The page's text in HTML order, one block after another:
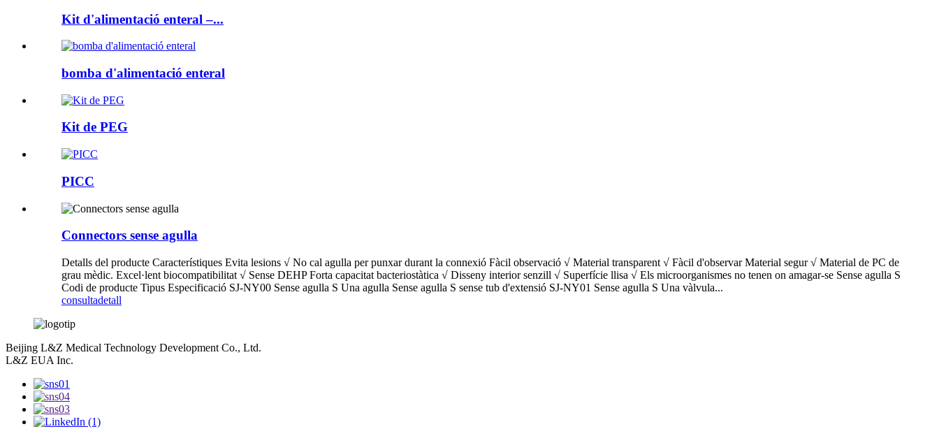
Kit d'alimentació enteral –...
bomba d'alimentació enteral
Kit de PEG
PICC
Connectors sense agulla
Detalls del producte Característiques Evita lesions √ No cal agulla per punxar durant la connexió Fàcil observació √ Material transparent √ Fàcil d'observar Material segur √ Material de PC de
grau mèdic. Excel·lent biocompatibilitat √ Sense DEHP Forta capacitat bacteriostàtica √ Disseny interior senzill √ Superfície llisa √ Els microorganismes no tenen on amagar-se Sense agulla S
Codi de producte Tipus Especificació SJ-NY00 Sense agulla S Una agulla Sense agulla S sense tub d'extensió SJ-NY01 Sense agulla S Una vàlvula...
consultadetall
Beijing L&Z Medical Technology Development Co., Ltd.
L&Z EUA Inc.